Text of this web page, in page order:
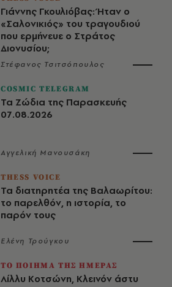
Γιάννης Γκουλιόβας: Ήταν ο
«Σαλονικιός» του τραγουδιού
που ερμήνευε ο Στράτος
Διονυσίου;
Στέφανος Τσιτσόπουλος
COSMIC TELEGRAM
Τα Ζώδια της Παρασκευής
07.08.2026
Αγγελική Μανουσάκη
THESS VOICE
Τα διατηρητέα της Βαλαωρίτου:
το παρελθόν, η ιστορία, το
παρόν τους
Ελένη Τρούγκου
ΤΟ ΠΟΙΗΜΑ ΤΗΣ ΗΜΕΡΑΣ
Λίλλυ Κοτσώνη, Κλεινόν άστυ